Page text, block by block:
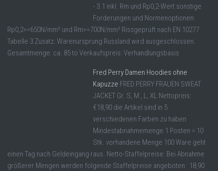
- 3.1 inkl. Rm und Rp0,2-Wert sonstige
Forderungen und Normenoptionen:
Rp0,2>=650N/mm² und Rm>=700N/mm² Rissgeprüft nach EN 10277
Tabelle 3 Zusatz: Warenursprung Russland wird ausgeschlossen.
Gesamtmenge: ca. 85 to Verkaufspreis: Verhandlungsbasis
Fred Perry Damen Hoodies ohne
Kapuzze FRED PERRY FRAUEN SWEAT
JACKET Gr. S, M , L, XL Nettopreis:
€18,90 die Artikel sind in 5
verschiedenen Farben zu haben
Mindestabnahmemenge 1 Posten = 10
Stk. vorhandene Menge 100 Ware geht
einen Tag nach Geldeingang raus. Netto-Staffelpreise: Bei Abnahme
größerer Mengen werden folgende Staffelpreise angeboten: 18,90